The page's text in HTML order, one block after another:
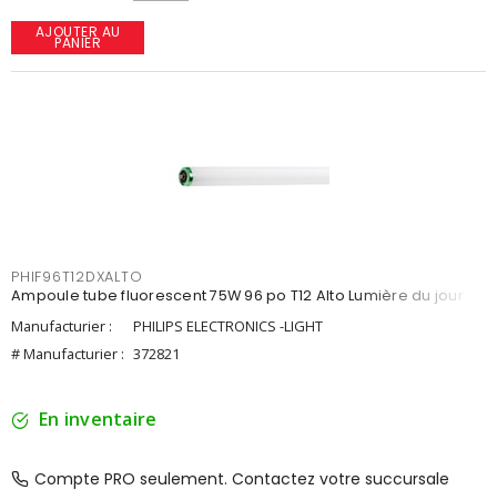
AJOUTER AU
PANIER
PHIF96T12DXALTO
Ampoule tube fluorescent 75W 96 po T12 Alto Lumière du jour
Manufacturier :
PHILIPS ELECTRONICS -LIGHT
# Manufacturier : 372821
En inventaire
Compte PRO seulement. Contactez votre succursale